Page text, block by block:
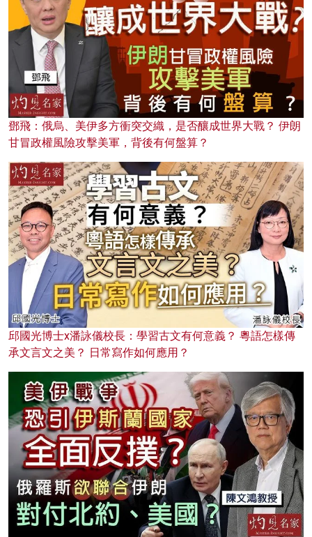
鄧飛：俄烏、美伊多方衝突交織，是否釀成世界大戰？ 伊朗
甘冒政權風險攻擊美軍，背後有何盤算？
邱國光博士x潘詠儀校長：學習古文有何意義？ 粵語怎樣傳
承文言文之美？ 日常寫作如何應用？